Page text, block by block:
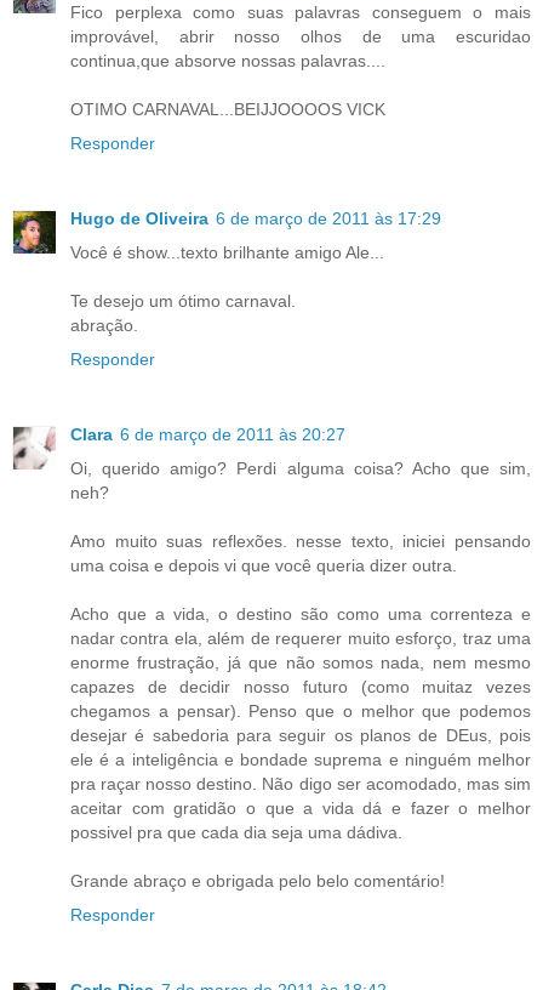
Fico perplexa como suas palavras conseguem o mais
improvável, abrir nosso olhos de uma escuridao
continua,que absorve nossas palavras....
OTIMO CARNAVAL...BEIJJOOOOS VICK
Responder
Hugo de Oliveira 6 de março de 2011 às 17:29
Você é show...texto brilhante amigo Ale...
Te desejo um ótimo carnaval.
abração.
Responder
Clara 6 de março de 2011 às 20:27
Oi, querido amigo? Perdi alguma coisa? Acho que sim,
neh?
Amo muito suas reflexões. nesse texto, iniciei pensando
uma coisa e depois vi que você queria dizer outra.
Acho que a vida, o destino são como uma correnteza e
nadar contra ela, além de requerer muito esforço, traz uma
enorme frustração, já que não somos nada, nem mesmo
capazes de decidir nosso futuro (como muitaz vezes
chegamos a pensar). Penso que o melhor que podemos
desejar é sabedoria para seguir os planos de DEus, pois
ele é a inteligência e bondade suprema e ninguém melhor
pra raçar nosso destino. Não digo ser acomodado, mas sim
aceitar com gratidão o que a vida dá e fazer o melhor
possivel pra que cada dia seja uma dádiva.
Grande abraço e obrigada pelo belo comentário!
Responder